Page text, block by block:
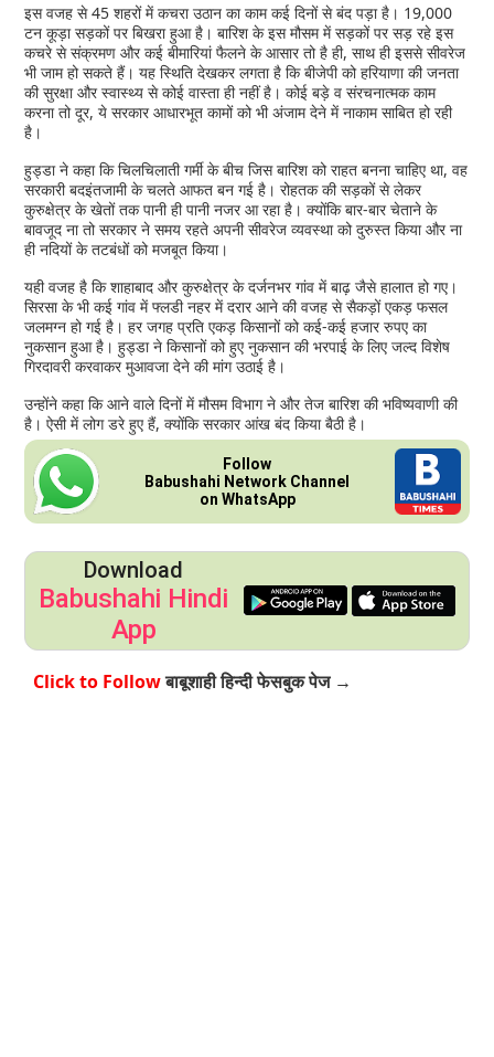
इस वजह से 45 शहरों में कचरा उठान का काम कई दिनों से बंद पड़ा है। 19,000
टन कूड़ा सड़कों पर बिखरा हुआ है। बारिश के इस मौसम में सड़कों पर सड़ रहे इस
कचरे से संक्रमण और कई बीमारियां फैलने के आसार तो है ही, साथ ही इससे सीवरेज
भी जाम हो सकते हैं। यह स्थिति देखकर लगता है कि बीजेपी को हरियाणा की जनता
की सुरक्षा और स्वास्थ्य से कोई वास्ता ही नहीं है। कोई बड़े व संरचनात्मक काम
करना तो दूर, ये सरकार आधारभूत कामों को भी अंजाम देने में नाकाम साबित हो रही
है।
हुड्डा ने कहा कि चिलचिलाती गर्मी के बीच जिस बारिश को राहत बनना चाहिए था, वह
सरकारी बदइंतजामी के चलते आफत बन गई है। रोहतक की सड़कों से लेकर
कुरुक्षेत्र के खेतों तक पानी ही पानी नजर आ रहा है। क्योंकि बार-बार चेताने के
बावजूद ना तो सरकार ने समय रहते अपनी सीवरेज व्यवस्था को दुरुस्त किया और ना
ही नदियों के तटबंधों को मजबूत किया।
यही वजह है कि शाहाबाद और कुरुक्षेत्र के दर्जनभर गांव में बाढ़ जैसे हालात हो गए।
सिरसा के भी कई गांव में फ्लडी नहर में दरार आने की वजह से सैकड़ों एकड़ फसल
जलमग्न हो गई है। हर जगह प्रति एकड़ किसानों को कई-कई हजार रुपए का
नुकसान हुआ है। हुड्डा ने किसानों को हुए नुकसान की भरपाई के लिए जल्द विशेष
गिरदावरी करवाकर मुआवजा देने की मांग उठाई है।
उन्होंने कहा कि आने वाले दिनों में मौसम विभाग ने और तेज बारिश की भविष्यवाणी की
है। ऐसी में लोग डरे हुए हैं, क्योंकि सरकार आंख बंद किया बैठी है।
Follow
Babushahi Network Channel
on WhatsApp
Download
Babushahi Hindi
App
Click to Followबाबूशाही हिन्दी फेसबुक पेज →